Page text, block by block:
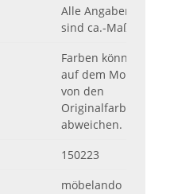
Alle Angaben
sind ca.-Maße.
Farben können
auf dem Monitor
von den
Originalfarbtönen
abweichen.
150223
möbelando